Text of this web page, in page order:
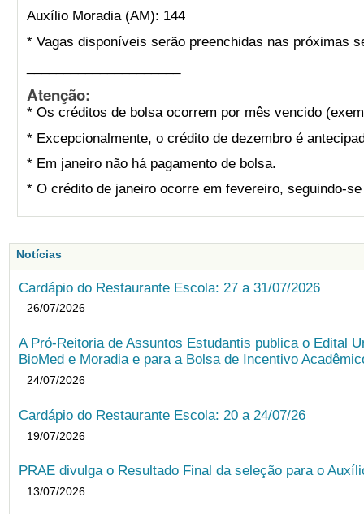
Auxílio Moradia (AM): 144
* Vagas disponíveis serão preenchidas nas próximas
Atenção:
* Os créditos de bolsa ocorrem por mês vencido
* Excepcionalmente, o crédito de dezembro é
* Em janeiro não há pagamento de bolsa.
* O crédito de janeiro ocorre em fevereiro, seguindo-
Notícias
Cardápio do Restaurante Escola: 27 a 31/07/2026
26/07/2026
A Pró-Reitoria de Assuntos Estudantis publica o Edital
BioMed e Moradia e para a Bolsa de Incentivo
24/07/2026
Cardápio do Restaurante Escola: 20 a 24/07/26
19/07/2026
PRAE divulga o Resultado Final da seleção para o
13/07/2026